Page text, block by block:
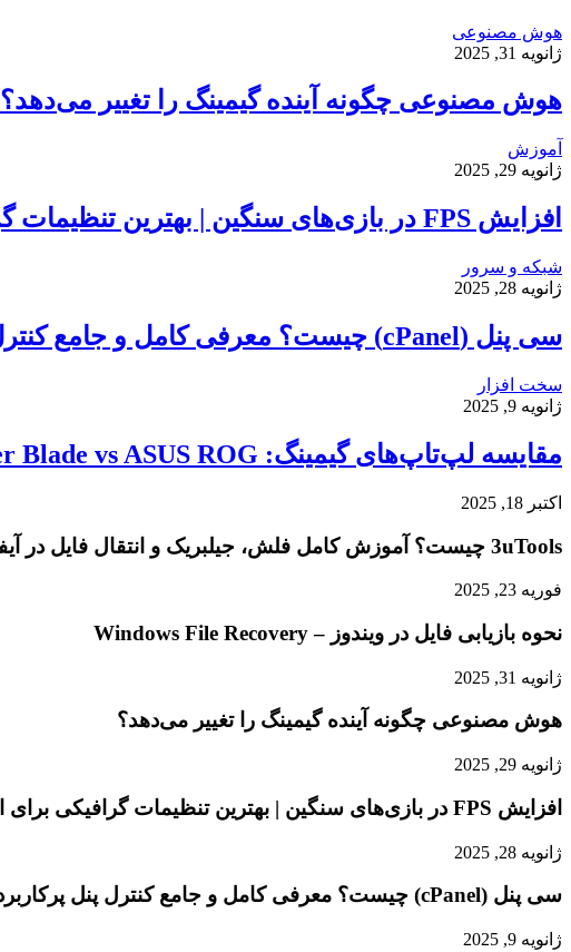
هوش مصنوعی
ژانویه 31, 2025
هوش مصنوعی چگونه آینده گیمینگ را تغییر می‌دهد؟
آموزش
ژانویه 29, 2025
افزایش FPS در بازی‌های سنگین | بهترین تنظیمات گرافیکی برای اجرای روان
شبکه و سرور
ژانویه 28, 2025
سی پنل (cPanel) چیست؟ معرفی کامل و جامع کنترل پنل پرکاربرد وب
سخت افزار
ژانویه 9, 2025
مقایسه لپ‌تاپ‌های گیمینگ: Razer Blade vs ASUS ROG
اکتبر 18, 2025
3uTools چیست؟ آموزش کامل فلش، جیلبریک و انتقال فایل در آیفون
فوریه 23, 2025
نحوه بازیابی فایل در ویندوز – Windows File Recovery
ژانویه 31, 2025
هوش مصنوعی چگونه آینده گیمینگ را تغییر می‌دهد؟
ژانویه 29, 2025
افزایش FPS در بازی‌های سنگین | بهترین تنظیمات گرافیکی برای اجرای روان
ژانویه 28, 2025
سی پنل (cPanel) چیست؟ معرفی کامل و جامع کنترل پنل پرکاربرد وب
ژانویه 9, 2025